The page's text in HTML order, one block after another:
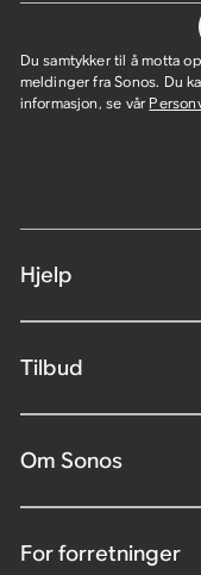
Du samtykker til å motta
meldinger fra Sonos. Du
informasjon, se vår
Hjelp
Tilbud
Om Sonos
For forretninger